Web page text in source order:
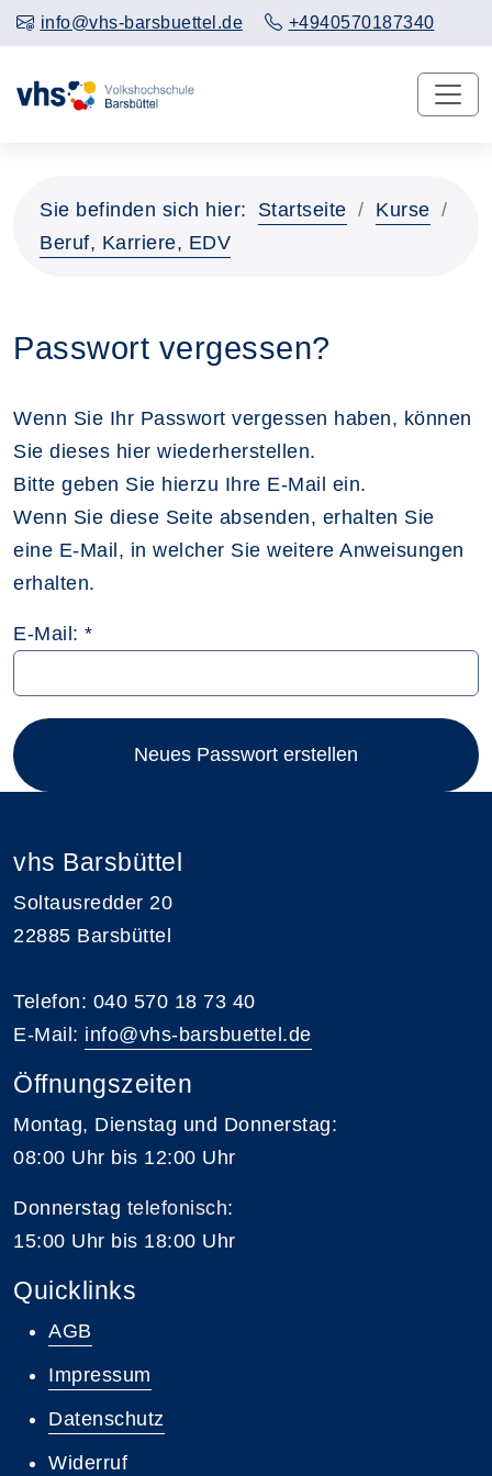
info@vhs-barsbuettel.de +4940570187340
Sie befinden sich hier: Startseite
Kurse
Beruf, Karriere, EDV
Passwort vergessen?
Wenn Sie Ihr Passwort vergessen haben, können
Sie dieses hier wiederherstellen.
Bitte geben Sie hierzu Ihre E-Mail ein.
Wenn Sie diese Seite absenden, erhalten Sie
eine E-Mail, in welcher Sie weitere Anweisungen
erhalten.
E-Mail: *
Neues Passwort erstellen
vhs Barsbüttel
Soltausredder 20
22885 Barsbüttel
Telefon: 040 570 18 73 40
E-Mail: info@vhs-barsbuettel.de
Öffnungszeiten
Montag, Dienstag und Donnerstag:
08:00 Uhr bis 12:00 Uhr
Donnerstag telefonisch:
15:00 Uhr bis 18:00 Uhr
Quicklinks
AGB
Impressum
Datenschutz
Widerruf